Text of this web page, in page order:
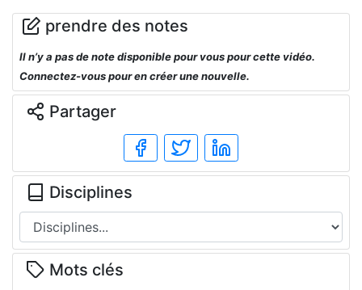
prendre des notes
Il n’y a pas de note disponible pour vous pour cette vidéo.
Connectez-vous pour en créer une nouvelle.
Partager
Disciplines
Mots clés